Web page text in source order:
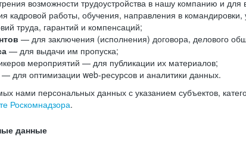
возможности трудоустройства в нашу компанию и для
кадровой работы, обучения, направления в командировки,
труда, гарантий и компенсаций;
— для заключения (исполнения) договора, делового
— для выдачи им пропуска;
мероприятий — для публикации их материалов;
для оптимизации web-ресурсов и аналитики данных.
нами персональных данных с указанием субъектов,
Роскомнадзора.
данные